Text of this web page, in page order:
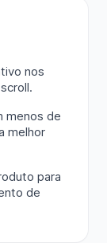
nos
menos de
melhor
para
de